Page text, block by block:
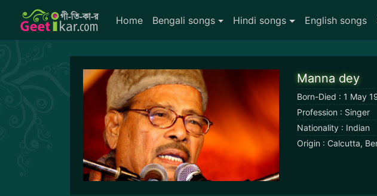
Home Bengali songs Hindi songs English songs
Manna dey
Born-Died : 1 May
Profession : Singer
Nationality : Indian
Origin : Calcutta,